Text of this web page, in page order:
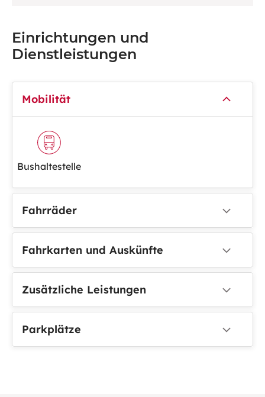
Einrichtungen und
Dienstleistungen
Mobilität
Bushaltestelle
Fahrräder
Fahrkarten und Auskünfte
Zusätzliche Leistungen
Parkplätze